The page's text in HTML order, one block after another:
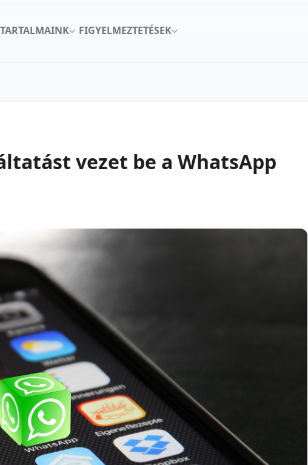
TARTALMAINK FIGYELMEZTETÉSEK
vezet be a WhatsApp